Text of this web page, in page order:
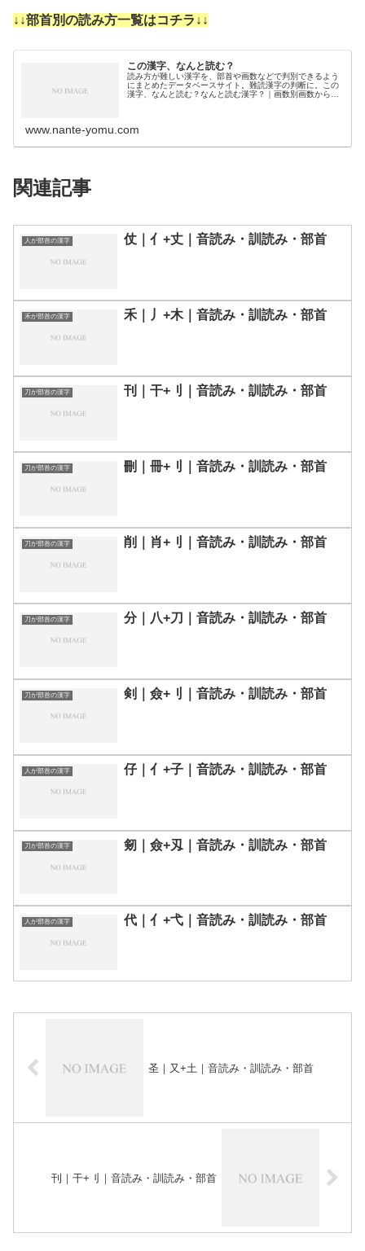
↓↓部首別の読み方一覧はコチラ↓↓
この漢字、なんと読む？
読み方が難しい漢字を、部首や画数などで判別できるよう
にまとめたデータベースサイト。難読漢字の判断に。この
漢字、なんと読む？なんと読む漢字？｜画数別画数から漢
www.nante-yomu.com
関連記事
人が部首の漢字 仗｜亻+丈｜音読み・訓読み・部首
禾が部首の漢字 禾｜丿+木｜音読み・訓読み・部首
刀が部首の漢字 刊｜干+刂｜音読み・訓読み・部首
刀が部首の漢字 刪｜冊+刂｜音読み・訓読み・部首
刀が部首の漢字 削｜肖+刂｜音読み・訓読み・部首
刀が部首の漢字 分｜八+刀｜音読み・訓読み・部首
刀が部首の漢字 剣｜僉+刂｜音読み・訓読み・部首
人が部首の漢字 仔｜亻+子｜音読み・訓読み・部首
刀が部首の漢字 剱｜僉+刄｜音読み・訓読み・部首
人が部首の漢字 代｜亻+弋｜音読み・訓読み・部首
圣｜又+土｜音読み・訓読み・部首
刊｜干+刂｜音読み・訓読み・部首